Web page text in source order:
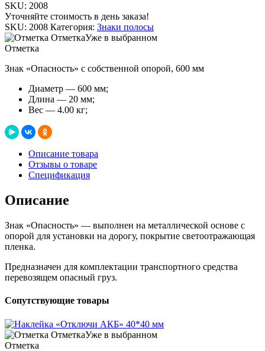
SKU: 2008
Уточняйте стоимость в день заказа!
SKU: 2008 Категория: Знаки полосы
ОтметкаУже в выбранном
Отметка
Знак «Опасность» с собственной опорой, 600 мм
Диаметр — 600 мм;
Длина — 20 мм;
Вес — 4.00 кг;
Описание товара
Отзывы о товаре
Спецификация
Описание
Знак «Опасность» — выполнен на металлической основе с
опорой для установки на дорогу, покрытие светоотражающая
пленка.
Предназначен для комплектации транспортного средства
перевозящем опасный груз.
Сопутствующие товары
ОтметкаУже в выбранном
Отметка